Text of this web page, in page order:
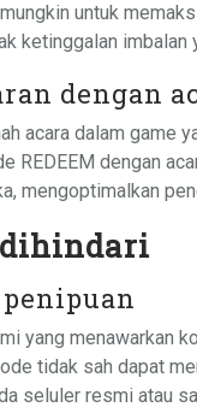
untuk
ketinggalan imbalan
dengan
acara dalam game
REDEEM dengan
mengoptimalkan
yang menawarkan
tidak sah dapat
seluler resmi atau